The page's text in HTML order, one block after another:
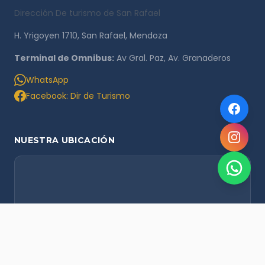
Dirección De turismo de San Rafael
H. Yrigoyen 1710, San Rafael, Mendoza
Terminal de Omnibus: Av Gral. Paz, Av. Granaderos
WhatsApp
Facebook: Dir de Turismo
NUESTRA UBICACIÓN